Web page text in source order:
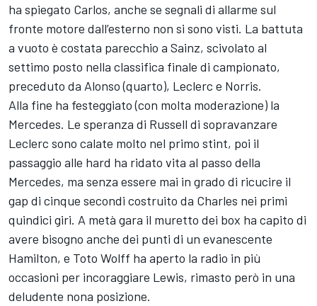
ha spiegato Carlos, anche se segnali di allarme sul
fronte motore dall’esterno non si sono visti. La battuta
a vuoto è costata parecchio a Sainz, scivolato al
settimo posto nella classifica finale di campionato,
preceduto da Alonso (quarto), Leclerc e Norris.
Alla fine ha festeggiato (con molta moderazione) la
Mercedes. Le speranza di Russell di sopravanzare
Leclerc sono calate molto nel primo stint, poi il
passaggio alle hard ha ridato vita al passo della
Mercedes, ma senza essere mai in grado di ricucire il
gap di cinque secondi costruito da Charles nei primi
quindici giri. A metà gara il muretto dei box ha capito di
avere bisogno anche dei punti di un evanescente
Hamilton, e Toto Wolff ha aperto la radio in più
occasioni per incoraggiare Lewis, rimasto però in una
deludente nona posizione.